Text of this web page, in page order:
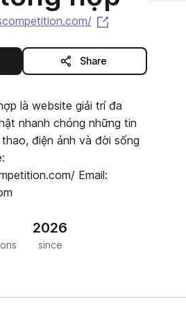
Share
là website giải trí đa
nhanh chóng những tin
điện ảnh và đời sống
Email:
2026
since